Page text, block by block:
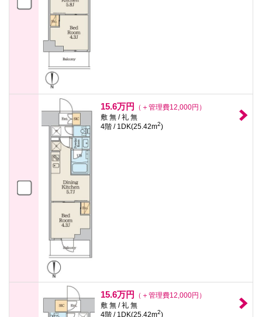
15.6万円
（＋管理費12,000円）
敷 無 / 礼 無
4階 / 1DK(25.42m2)
15.6万円
（＋管理費12,000円）
敷 無 / 礼 無
4階 / 1DK(25.42m2)